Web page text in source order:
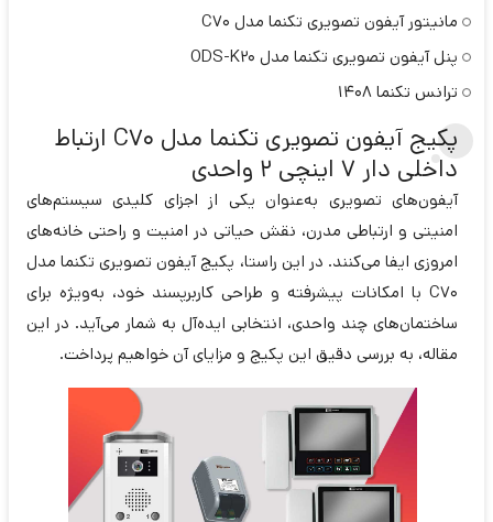
مانیتور آیفون تصویری تکنما مدل C70
پنل آیفون تصویری تکنما مدل ODS-K20
ترانس تکنما 1408
پکیج آیفون تصویری تکنما مدل C70 ارتباط
داخلی دار 7 اینچی 2 واحدی
آیفون‌های تصویری به‌عنوان یکی از اجزای کلیدی سیستم‌های
امنیتی و ارتباطی مدرن، نقش حیاتی در امنیت و راحتی خانه‌های
امروزی ایفا می‌کنند. در این راستا، پکیج آیفون تصویری تکنما مدل
C70 با امکانات پیشرفته و طراحی کاربرپسند خود، به‌ویژه برای
ساختمان‌های چند واحدی، انتخابی ایده‌آل به شمار می‌آید. در این
مقاله، به بررسی دقیق این پکیج و مزایای آن خواهیم پرداخت.